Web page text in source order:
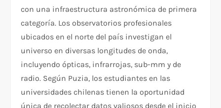
con una infraestructura astronómica de primera
categoría. Los observatorios profesionales
ubicados en el norte del país investigan el
universo en diversas longitudes de onda,
incluyendo ópticas, infrarrojas, sub-mm y de
radio. Según Puzia, los estudiantes en las
universidades chilenas tienen la oportunidad
única de recolectar datos valiosos desde el inicio